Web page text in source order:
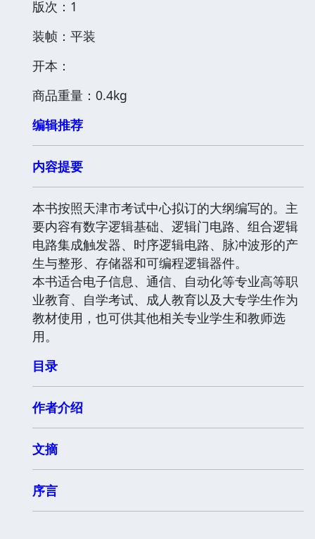
版次：1
装帧：平装
开本：
商品重量：0.4kg
编辑推荐
内容提要
本书按照天津市考试中心拟订的大纲编写的。主
要内容有数字逻辑基础、逻辑门电路、组合逻辑
电路集成触发器、时序逻辑电路、脉冲波形的产
生与整形、存储器和可编程逻辑器件。
本书适合电子信息、通信、自动化等专业高等职
业教育、自学考试、成人教育以及大专学生作为
教材使用，也可供其他相关专业学生和教师选
用。
目录
作者介绍
文摘
序言